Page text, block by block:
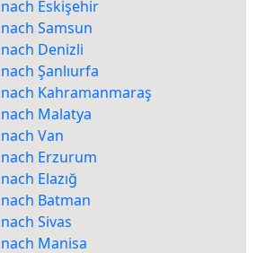
Eskişehir
Samsun
Denizli
Şanlıurfa
Kahramanmaraş
Malatya
Van
Erzurum
Elazığ
Batman
Sivas
Manisa